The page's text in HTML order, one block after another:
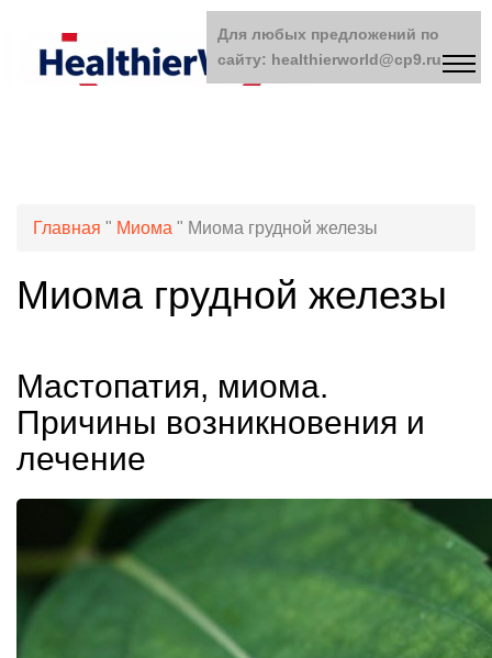
Главная " Миома " Миома грудной железы
Миома грудной железы
Мастопатия, миома.
Причины возникновения и
лечение
Для любых предложений по
сайту: healthierworld@cp9.ru